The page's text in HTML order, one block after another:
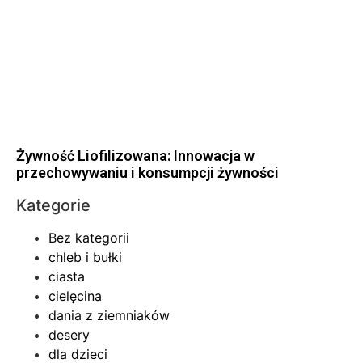
Żywność Liofilizowana: Innowacja w
przechowywaniu i konsumpcji żywności
Kategorie
Bez kategorii
chleb i bułki
ciasta
cielęcina
dania z ziemniaków
desery
dla dzieci